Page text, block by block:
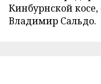
Кинбурнской
Владимир Сальдо.